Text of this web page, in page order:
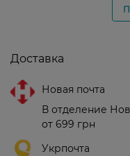
Доставка
Новая почта
В отделение
от 699 грн
Укрпочта